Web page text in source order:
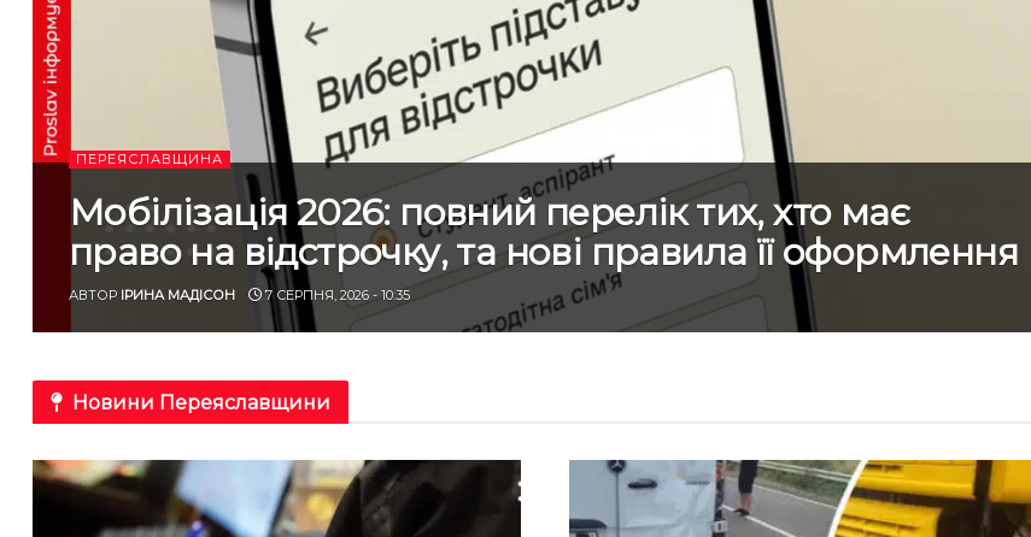
ПЕРЕЯСЛАВЩИНА
Мобілізація 2026: повний перелік тих, хто має
право на відстрочку, та нові правила її оформлення
АВТОР ІРИНА МАДІСОН 7 СЕРПНЯ, 2026 - 10:35
Новини Переяславщини